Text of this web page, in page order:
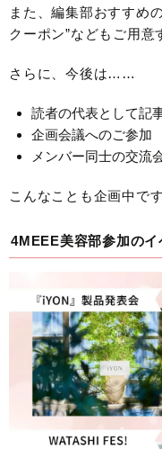
また、編集部おすすめ
クーポン”などもご用意
さらに、今後は……
読者の代表として記
企画会議へのご参加
メンバー同士の交流
こんなことも企画中です
4MEEE美容部参加のイ